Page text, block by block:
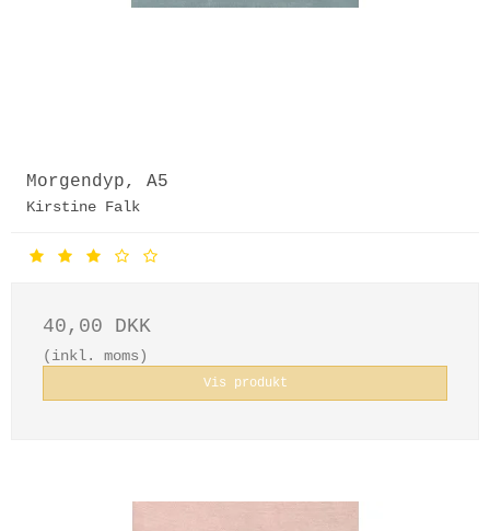
Morgendyp, A5
Kirstine Falk
40,00 DKK
(inkl. moms)
Vis produkt